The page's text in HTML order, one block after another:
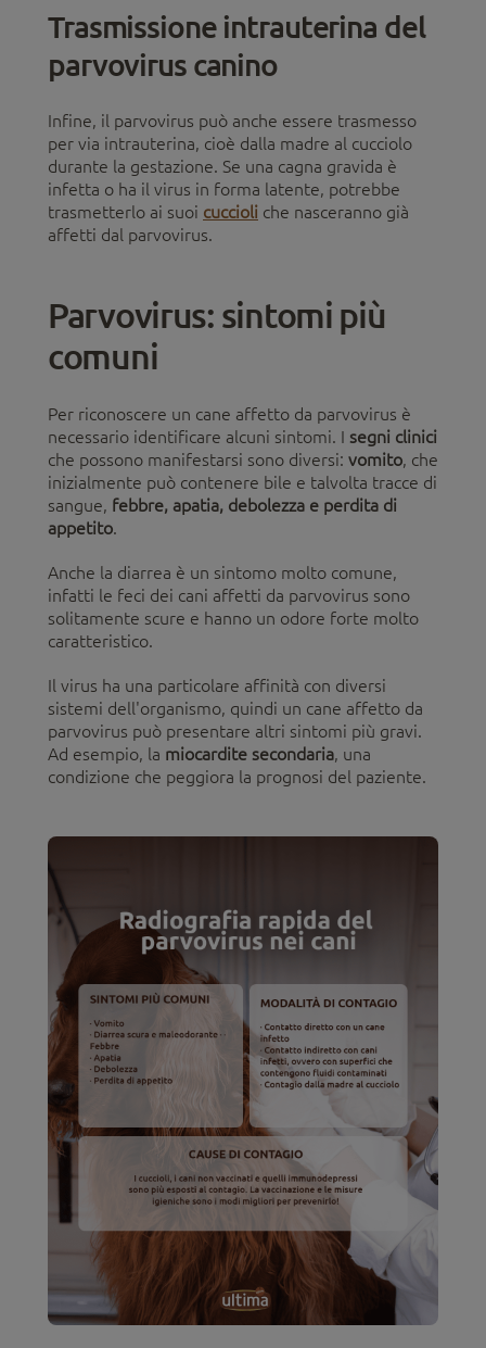
Trasmissione intrauterina del
parvovirus canino
Infine, il parvovirus può anche essere trasmesso
per via intrauterina, cioè dalla madre al cucciolo
durante la gestazione. Se una cagna gravida è
infetta o ha il virus in forma latente, potrebbe
trasmetterlo ai suoi cuccioli che nasceranno già
affetti dal parvovirus.
Parvovirus: sintomi più
comuni
Per riconoscere un cane affetto da parvovirus è
necessario identificare alcuni sintomi. I segni clinici
che possono manifestarsi sono diversi: vomito , che
inizialmente può contenere bile e talvolta tracce di
sangue, febbre, apatia, debolezza e perdita di
appetito
Anche la diarrea è un sintomo molto comune,
infatti le feci dei cani affetti da parvovirus sono
solitamente scure e hanno un odore forte molto
caratteristico.
Il virus ha una particolare affinità con diversi
sistemi dell'organismo, quindi un cane affetto da
parvovirus può presentare altri sintomi più gravi.
Ad esempio, la miocardite secondaria , una
condizione che peggiora la prognosi del paziente.